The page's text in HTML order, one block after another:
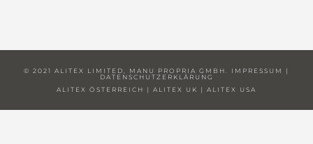
© 2021 ALITEX LIMITED, MANU PROPRIA GMBH. IMPRESSUM
|
DATENSCHUTZERKLÄRUNG
ALITEX ÖSTERREICH
| ALITEX UK | ALITEX USA